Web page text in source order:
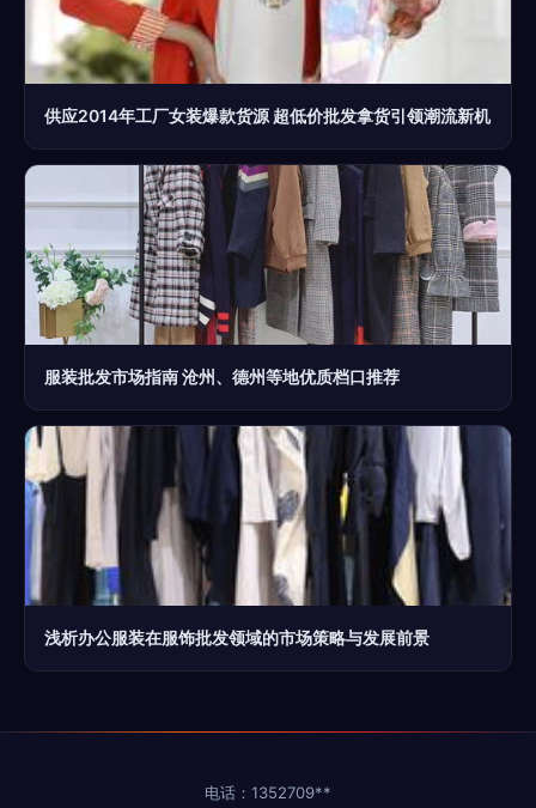
供应2014年工厂女装爆款货源 超低价批发拿货引领潮流新机
服装批发市场指南 沧州、德州等地优质档口推荐
浅析办公服装在服饰批发领域的市场策略与发展前景
电话：1352709**